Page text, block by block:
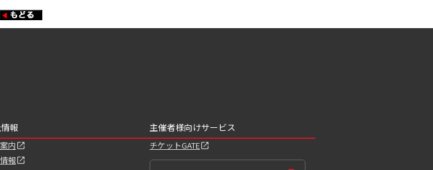
報
内
報
主催者様向けサービス
チケットGATE